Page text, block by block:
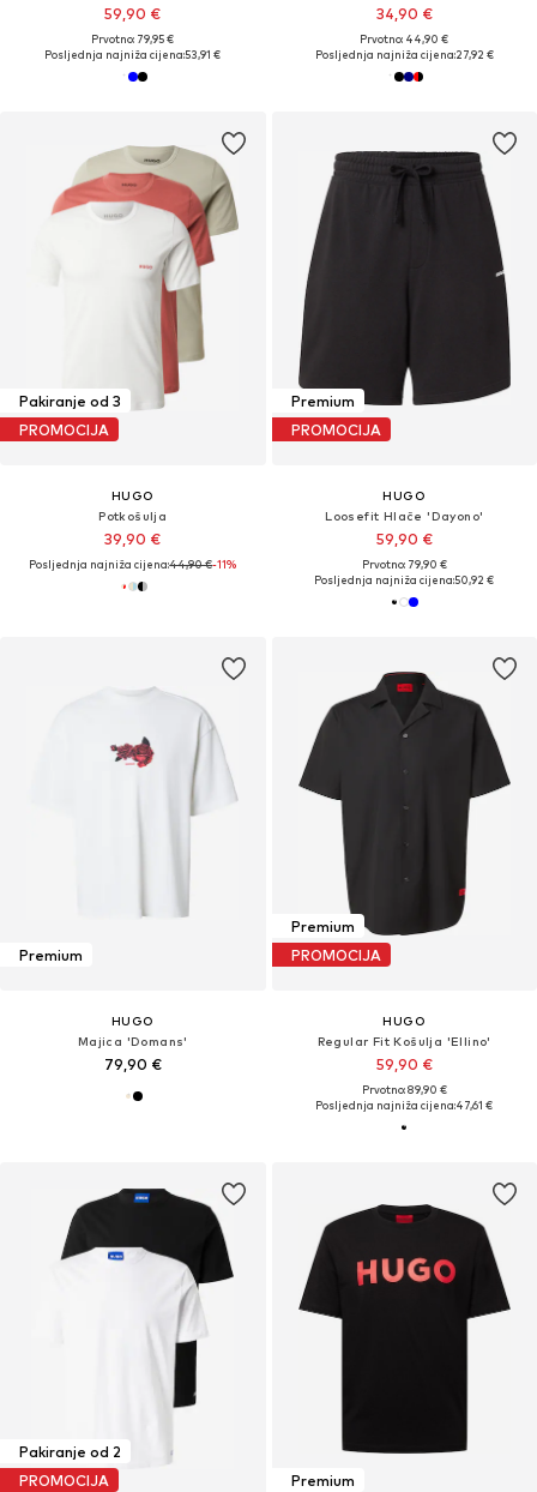
59,90 €
Prvotno: 79,95 €
Posljednja najniža cijena:53,91 €
34,90 €
Prvotno: 44,90 €
Posljednja najniža cijena:27,92 €
Pakiranje od 3
PROMOCIJA
HUGO
Potkošulja
39,90 €
Posljednja najniža cijena:44,90 €-11%
Premium
PROMOCIJA
HUGO
Loosefit Hlače 'Dayono'
59,90 €
Prvotno: 79,90 €
Posljednja najniža cijena:50,92 €
Premium
HUGO
Majica 'Domans'
79,90 €
Premium
PROMOCIJA
HUGO
Regular Fit Košulja 'Ellino'
59,90 €
Prvotno: 89,90 €
Posljednja najniža cijena:47,61 €
Pakiranje od 2
PROMOCIJA
Premium